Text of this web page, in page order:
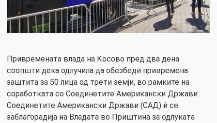
Привремената влада на Косово пред два дена
соопшти дека одлучила да обезбеди привремена
заштита за 50 лица од трети земји, во рамките на
соработката со Соединетите Американски Држави
Соединетите Американски Држави (САД) ѝ се
заблагорадија на Владата во Приштина за одлуката